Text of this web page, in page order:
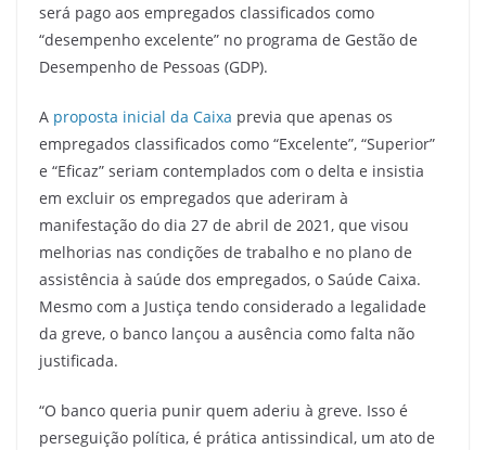
será pago aos empregados classificados como
“desempenho excelente” no programa de Gestão de
Desempenho de Pessoas (GDP).
A proposta inicial da Caixa previa que apenas os
empregados classificados como “Excelente”, “Superior”
e “Eficaz” seriam contemplados com o delta e insistia
em excluir os empregados que aderiram à
manifestação do dia 27 de abril de 2021, que visou
melhorias nas condições de trabalho e no plano de
assistência à saúde dos empregados, o Saúde Caixa.
Mesmo com a Justiça tendo considerado a legalidade
da greve, o banco lançou a ausência como falta não
justificada.
“O banco queria punir quem aderiu à greve. Isso é
perseguição política, é prática antissindical, um ato de